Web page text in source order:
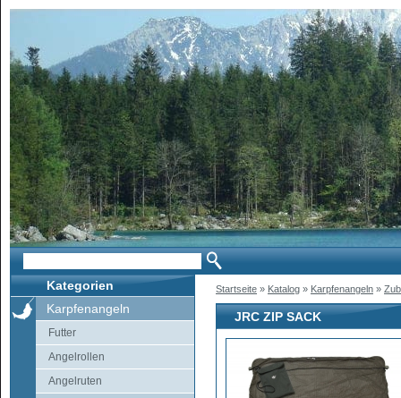
Kategorien
Karpfenangeln
Futter
Angelrollen
Angelruten
Startseite » Katalog » Karpfenangeln »
JRC ZIP SACK